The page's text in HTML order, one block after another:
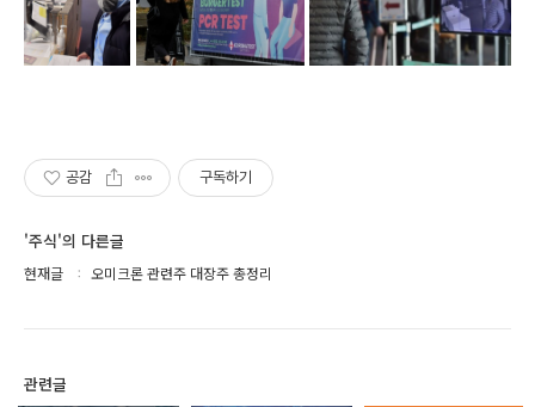
공감 구독하기
'주식'의 다른글
현재글 오미크론 관련주 대장주 총정리
관련글